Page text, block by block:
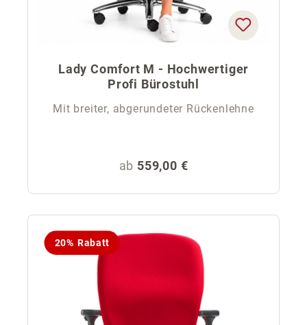
Lady Comfort M - Hochwertiger
Profi Bürostuhl
Mit breiter, abgerundeter Rückenlehne
Regulärer Preis:
ab 559,00 €
20% Rabatt